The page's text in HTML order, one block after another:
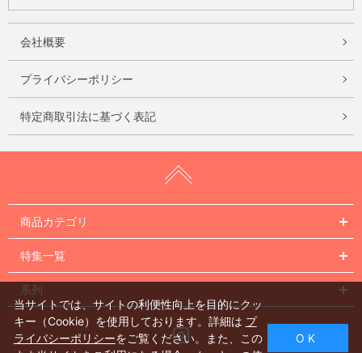
会社概要
プライバシーポリシー
特定商取引法に基づく表記
商品カテゴリ
特集一覧
系列
Instagram
当サイトでは、サイトの利便性向上を目的にクッ
キー（Cookie）を使用しております。詳細は プ
ライバシーポリシーをご覧ください。また、この
O K